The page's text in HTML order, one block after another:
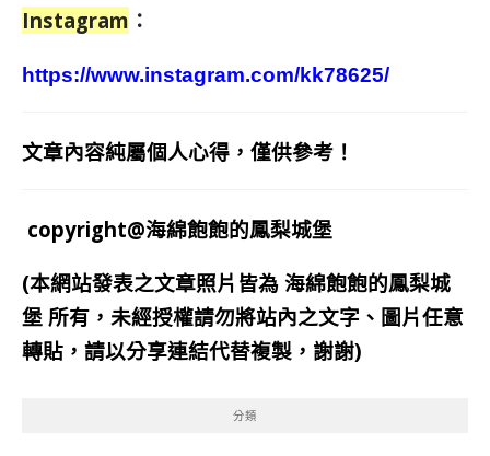
Instagram ：
https://www.instagram.com/kk78625/
文章內容純屬個人心得，僅供參考！
copyright@海綿飽飽的鳳梨城堡
(本網站發表之文章照片皆為 海綿飽飽的鳳梨城
堡 所有，未經授權請勿將站內之文字、圖片任意
轉貼，請以分享連結代替複製，謝謝)
分類